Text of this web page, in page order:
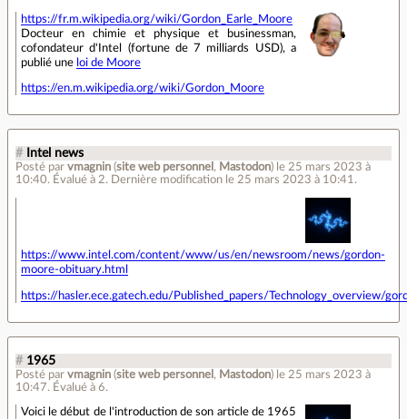
https://fr.m.wikipedia.org/wiki/Gordon_Earle_Moore
Docteur en chimie et physique et businessman,
cofondateur d'Intel (fortune de 7 milliards USD), a
publié une loi de Moore
https://en.m.wikipedia.org/wiki/Gordon_Moore
# Intel news
Posté par vmagnin (site web personnel , Mastodon) le 25 mars 2023 à
10:40. Évalué à 2. Dernière modification le 25 mars 2023 à 10:41.
https://www.intel.com/content/www/us/en/newsroom/news/gordon-
moore-obituary.html
https://hasler.ece.gatech.edu/Published_papers/Technology_overview/
# 1965
Posté par vmagnin (site web personnel , Mastodon) le 25 mars 2023 à
10:47. Évalué à 6.
Voici le début de l'introduction de son article de 1965